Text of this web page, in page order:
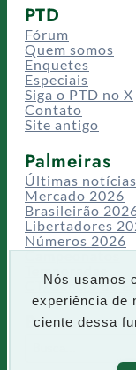
Nós usamos
experiência de
ciente dessa
PTD
Fórum
Quem somos
Enquetes
Especiais
Siga o PTD no X
Contato
Site antigo
Palmeiras
Últimas notícias
Mercado 2026
Brasileirão
Libertadores
Números 2026
Campeonatos
CT/Centro de
Busca